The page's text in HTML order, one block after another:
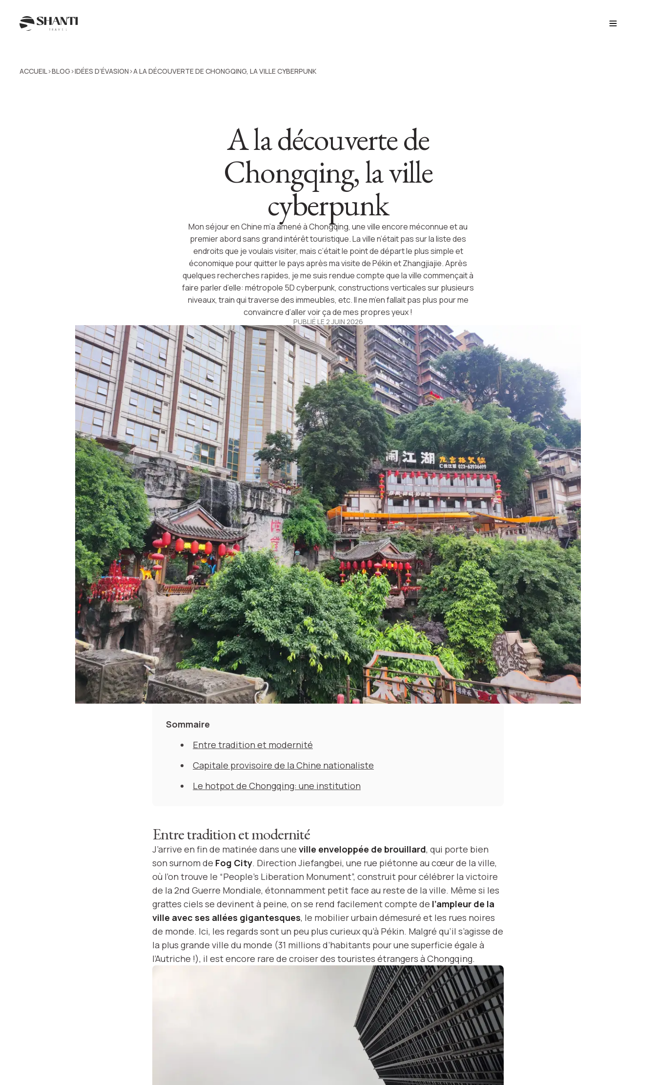
ACCUEIL>BLOG >IDÉES D’ÉVASION >A LA DÉCOUVERTE DE CHONGQING, LA VILLE CYBERPUNK
A la découverte de
Chongqing, la ville
cyberpunk
Mon séjour en Chine m’a amené à Chongqing, une ville encore méconnue et au
premier abord sans grand intérêt touristique. La ville n’était pas sur la liste des
endroits que je voulais visiter, mais c’était le point de départ le plus simple et
économique pour quitter le pays après ma visite de Pékin et Zhangjiajie. Après
quelques recherches rapides, je me suis rendue compte que la ville commençait à
faire parler d’elle: métropole 5D cyberpunk, constructions verticales sur plusieurs
niveaux, train qui traverse des immeubles, etc. Il ne m’en fallait pas plus pour me
convaincre d’aller voir ça de mes propres yeux !
PUBLIÉ LE 2 JUIN 2026
Sommaire
Entre tradition et modernité
Capitale provisoire de la Chine nationaliste
Le hotpot de Chongqing: une institution
Entre tradition et modernité
J’arrive en fin de matinée dans une ville enveloppée de brouillard, qui porte bien
son surnom de Fog City. Direction Jiefangbei, une rue piétonne au cœur de la ville,
où l’on trouve le “People’s Liberation Monument”, construit pour célébrer la victoire
de la 2nd Guerre Mondiale, étonnamment petit face au reste de la ville. Même si les
grattes ciels se devinent à peine, on se rend facilement compte de l’ampleur de la
ville avec ses allées gigantesques, le mobilier urbain démesuré et les rues noires
de monde. Ici, les regards sont un peu plus curieux qu’à Pékin. Malgré qu’il s’agisse de
la plus grande ville du monde (31 millions d’habitants pour une superficie égale à
l’Autriche !), il est encore rare de croiser des touristes étrangers à Chongqing.